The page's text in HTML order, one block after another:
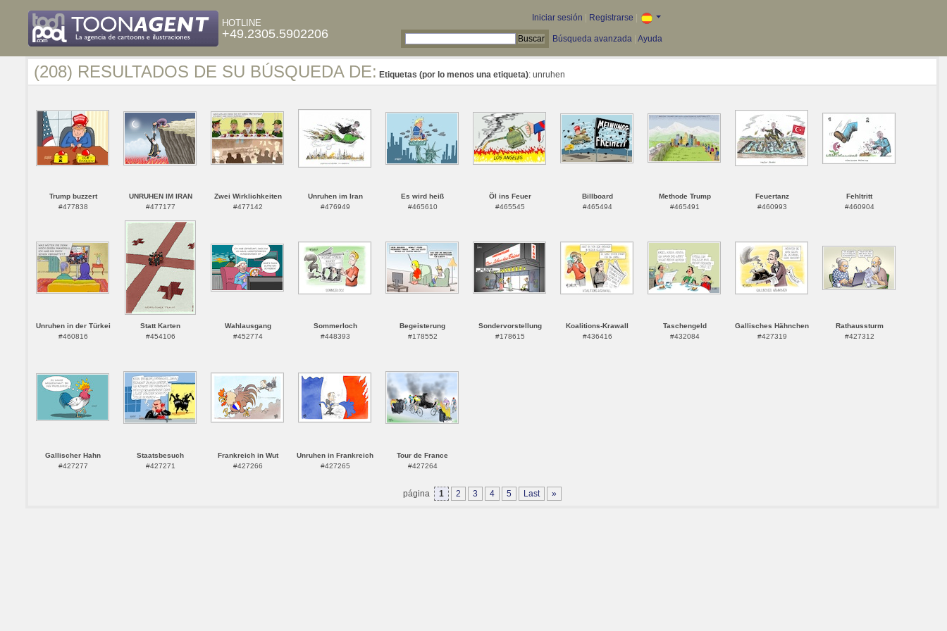
HOTLINE
+49.2305.5902206
Iniciar sesión Registrarse
Búsqueda avanzada Ayuda
(208) RESULTADOS DE SU BÚSQUEDA DE: Etiquetas (por lo menos una etiqueta): unruhen
Trump buzzert
#477838
UNRUHEN IM IRAN
#477177
Zwei Wirklichkeiten
#477142
Unruhen im Iran
#476949
Es wird heiß
#465610
Öl ins Feuer
#465545
Billboard
#465494
Methode Trump
#465491
Feuertanz
#460993
Fehltritt
#460904
Unruhen in der Türkei
#460816
Statt Karten
#454106
Wahlausgang
#452774
Sommerloch
#448393
Begeisterung
#178552
Sondervorstellung
#178615
Koalitions-Krawall
#436416
Taschengeld
#432084
Gallisches Hähnchen
#427319
Rathaussturm
#427312
Gallischer Hahn
#427277
Staatsbesuch
#427271
Frankreich in Wut
#427266
Unruhen in Frankreich
#427265
Tour de France
#427264
página 1 2 3 4 5 Last »